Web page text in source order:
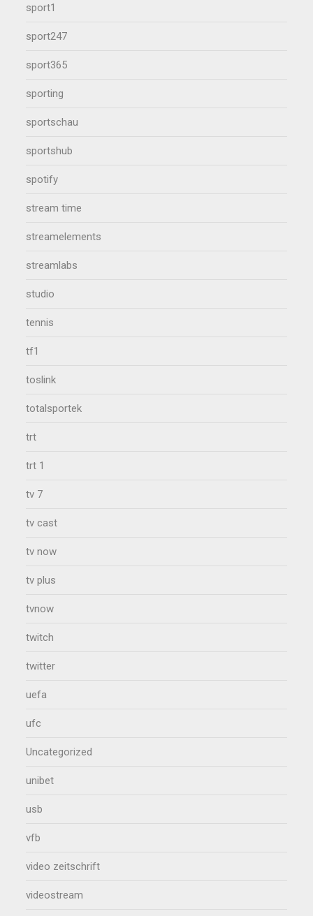
sport1
sport247
sport365
sporting
sportschau
sportshub
spotify
stream time
streamelements
streamlabs
studio
tennis
tf1
toslink
totalsportek
trt
trt 1
tv 7
tv cast
tv now
tv plus
tvnow
twitch
twitter
uefa
ufc
Uncategorized
unibet
usb
vfb
video zeitschrift
videostream